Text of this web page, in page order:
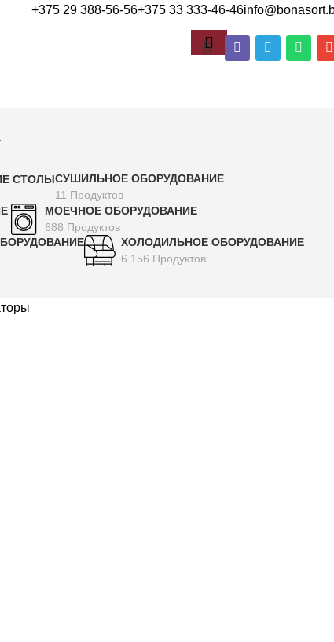
+375 29 388-56-56+375 33 333-46-46
СТОЛЫСУШИЛЬНОЕ ОБОРУДОВАНИЕ
11 Продуктов
МОЕЧНОЕ ОБОРУДОВАНИЕ
688 Продуктов
ХОЛОДИЛЬНОЕ ОБОРУДОВАНИЕ
6 156 Продуктов